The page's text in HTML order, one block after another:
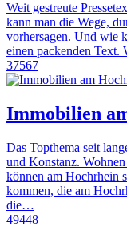
Weit gestreute
kann man die Wege,
vorhersagen. Und wie
einen packenden
37567
Immobilien
Das Topthema seit
und Konstanz.
können am Hochrhein
kommen, die am
die…
49448